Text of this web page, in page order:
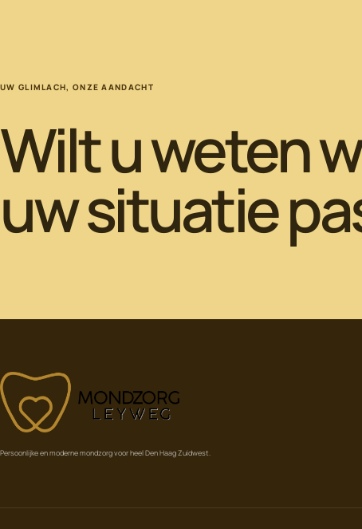
UW GLIMLACH, ONZE AANDACHT
Wilt u weten
uw situatie
MONDZORG
Persoonlijke en moderne mondzorg voor heel Den Haag Zuidwest.